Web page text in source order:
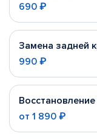
690 ₽
Замена задней
990 ₽
от 1 890 ₽